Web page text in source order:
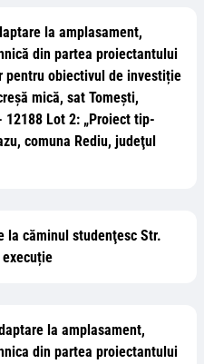
la amplasament,
din partea proiectantului
pentru obiectivul de investiție
mică, sat Tomești,
12188 Lot 2: „Proiect tip-
comuna Rediu, judeţul
la căminul studenţesc Str.
la amplasament,
din partea proiectantului